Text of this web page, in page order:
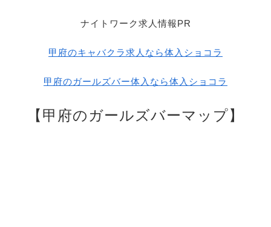
ナイトワーク求人情報PR
甲府のキャバクラ求人なら体入ショコラ
甲府のガールズバー体入なら体入ショコラ
【甲府のガールズバーマップ】